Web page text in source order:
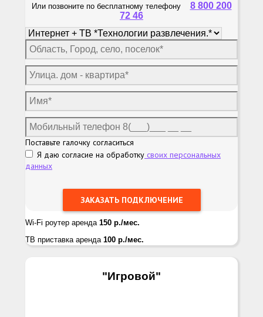
Или позвоните по бесплатному телефону 8 800 200
72 46
Поставьте галочку согласиться
Я даю согласие на обработку своих персональных
данных
Wi-Fi роутер аренда 150 р./мес.
ТВ приставка аренда 100 р./мес.
"Игровой"